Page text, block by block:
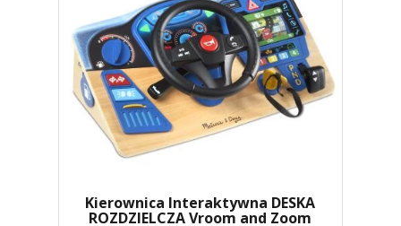
Kierownica Interaktywna DESKA
ROZDZIELCZA Vroom and Zoom